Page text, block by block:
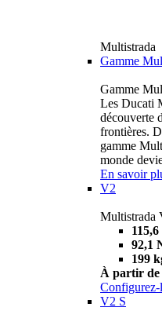
Multistrada
Gamme
Gamme
Les Ducati
découverte
frontières.
gamme
monde
En savoir
V2
Multistrada
115,6
92,1
199
À partir de
Configurez-
V2 S